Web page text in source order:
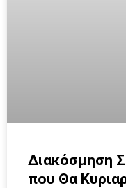
Διακόσμηση
που Θα